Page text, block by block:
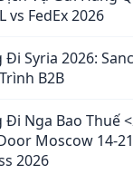
vs FedEx 2026
Đi Syria 2026:
B2B
Đi Nga Bao Thuế
Moscow 14-
2026